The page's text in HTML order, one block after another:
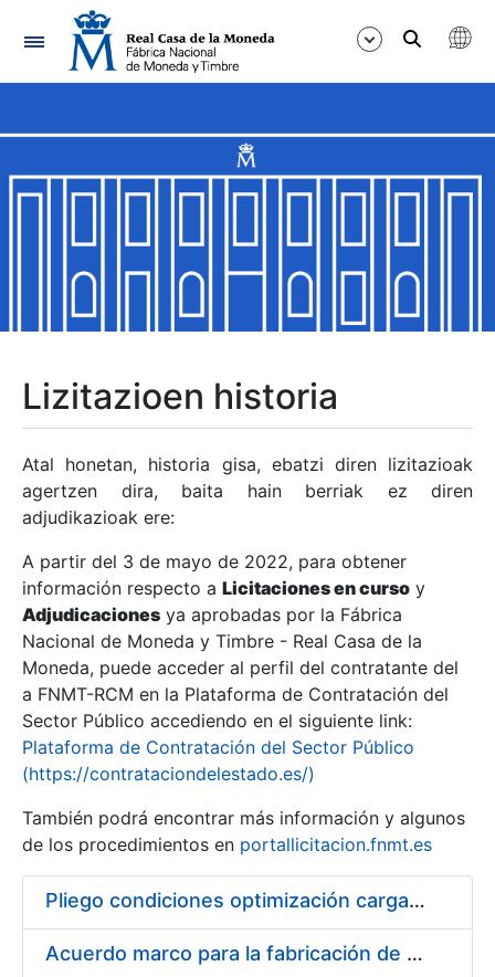
Nabigazioa
Erakutsi/Ezkutatu
Erakutsi/Ezkutatu
Erakutsi/Ezkutatu
Erakutsi/Ezkutatu
Erakutsi/Ezkutatu
Erakutsi/Ezkutatu
Erakutsi/Ezkutatu
Erakutsi/Ezkutatu
Lizitazioen historia
Atal honetan, historia gisa, ebatzi diren lizitazioak
agertzen dira, baita hain berriak ez diren
adjudikazioak ere:
A partir del 3 de mayo de 2022, para obtener
información respecto a Licitaciones en curso y
Adjudicaciones ya aprobadas por la Fábrica
Nacional de Moneda y Timbre - Real Casa de la
Moneda, puede acceder al perfil del contratante del
a FNMT-RCM en la Plataforma de Contratación del
Sector Público accediendo en el siguiente link:
Plataforma de Contratación del Sector Público
(https://contrataciondelestado.es/)
También podrá encontrar más información y algunos
de los procedimientos en portallicitacion.fnmt.es
Pliego condiciones optimización cargas compras firmado
Acuerdo marco para la fabricación de piezas